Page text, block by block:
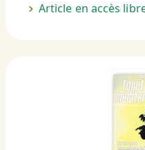
Article en accès